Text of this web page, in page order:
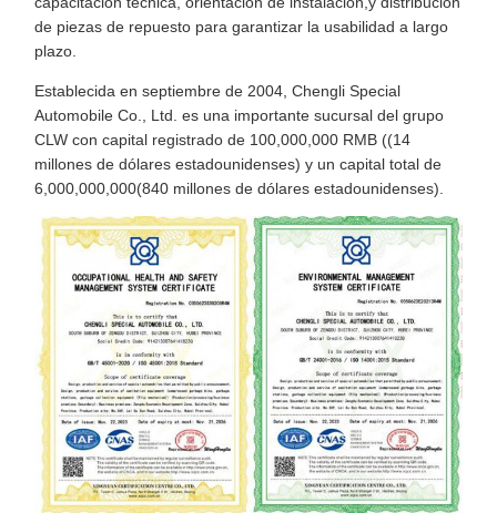
de piezas de repuesto para garantizar la usabilidad a largo
plazo.
Establecida en septiembre de 2004, Chengli Special
Automobile Co., Ltd. es una importante sucursal del grupo
CLW con capital registrado de 100,000,000 RMB ((14
millones de dólares estadounidenses) y un capital total de
6,000,000,000(840 millones de dólares estadounidenses).